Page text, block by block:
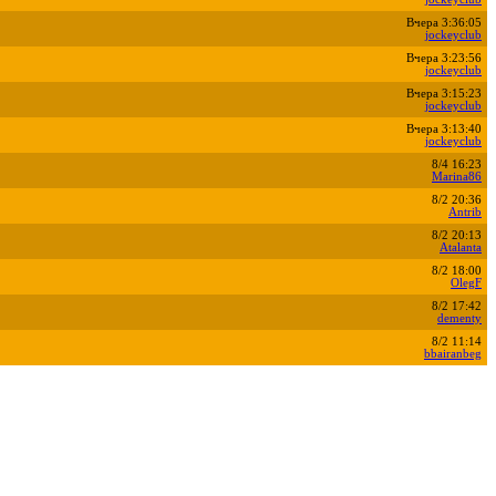
Вчера 3:36:05
jockeyclub
Вчера 3:23:56
jockeyclub
Вчера 3:15:23
jockeyclub
Вчера 3:13:40
jockeyclub
8/4 16:23
Marina86
8/2 20:36
Antrib
8/2 20:13
Atalanta
8/2 18:00
OlegF
8/2 17:42
dementy
8/2 11:14
bbairanbeg